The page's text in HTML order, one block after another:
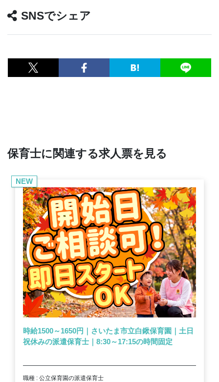
SNSでシェア
保育士に関連する求人票を見る
NEW
時給1500～1650円｜さいたま市立白鍬保育園｜土日
祝休みの派遣保育士｜8:30～17:15の時間固定
職種 : 公立保育園の派遣保育士